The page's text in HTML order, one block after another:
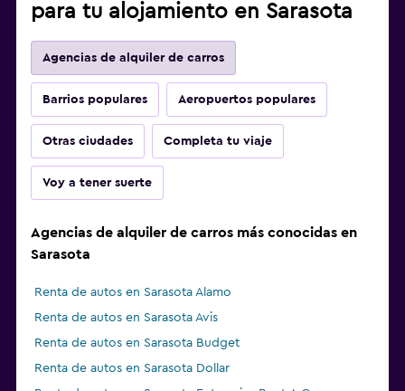
para tu alojamiento en Sarasota
Agencias de alquiler de carros
Barrios populares Aeropuertos populares
Otras ciudades Completa tu viaje
Voy a tener suerte
Agencias de alquiler de carros más conocidas en
Sarasota
Renta de autos en Sarasota Alamo
Renta de autos en Sarasota Avis
Renta de autos en Sarasota Budget
Renta de autos en Sarasota Dollar